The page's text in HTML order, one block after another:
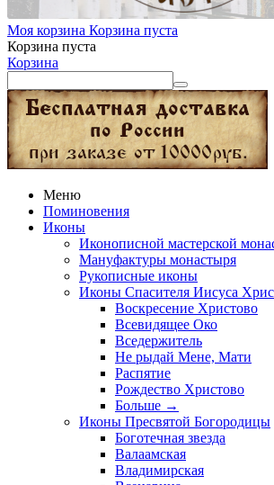
Моя корзина Корзина пуста
Корзина пуста
Корзина
Меню
Поминовения
Иконы
Иконописной мастерской
Мануфактуры монастыря
Рукописные иконы
Иконы Спасителя Иисуса
Воскресение Христово
Всевидящее Око
Вседержитель
Не рыдай Мене, Мати
Распятие
Рождество Христово
Больше →
Иконы Пресвятой Богородицы
Боготечная звезда
Валаамская
Владимирская